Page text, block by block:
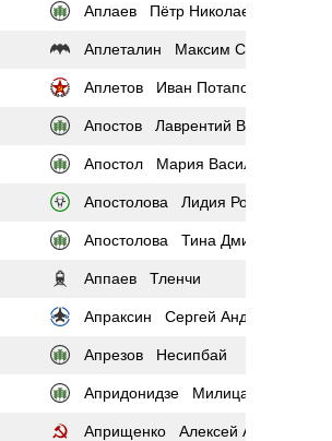
Аплаев Пётр Николаевич
Аплеталин Максим Сергеевич
Аплетов Иван Потапович
Апостов Лаврентий Васильевич
Апостол Мария Васильевна
Апостолова Лидия Романовна
Апостолова Тина Дмитриевна
Аппаев Тленчи
Апраксин Сергей Андреевич
Апрезов Несипбай
Апридонидзе Милица
Априщенко Алексей Антонович